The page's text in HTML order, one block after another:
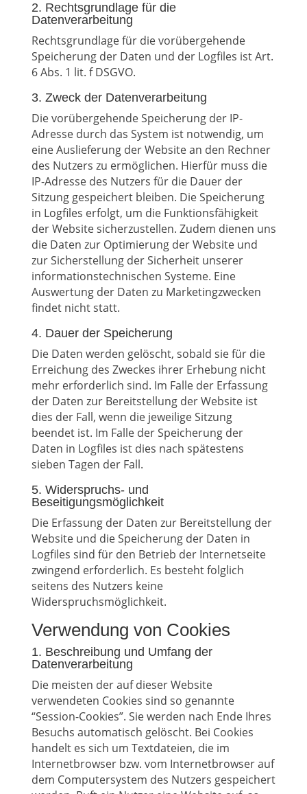
2. Rechtsgrundlage für die
Datenverarbeitung
Rechtsgrundlage für die vorübergehende
Speicherung der Daten und der Logfiles ist Art.
6 Abs. 1 lit. f DSGVO.
3. Zweck der Datenverarbeitung
Die vorübergehende Speicherung der IP-
Adresse durch das System ist notwendig, um
eine Auslieferung der Website an den Rechner
des Nutzers zu ermöglichen. Hierfür muss die
IP-Adresse des Nutzers für die Dauer der
Sitzung gespeichert bleiben. Die Speicherung
in Logfiles erfolgt, um die Funktionsfähigkeit
der Website sicherzustellen. Zudem dienen uns
die Daten zur Optimierung der Website und
zur Sicherstellung der Sicherheit unserer
informationstechnischen Systeme. Eine
Auswertung der Daten zu Marketingzwecken
findet nicht statt.
4. Dauer der Speicherung
Die Daten werden gelöscht, sobald sie für die
Erreichung des Zweckes ihrer Erhebung nicht
mehr erforderlich sind. Im Falle der Erfassung
der Daten zur Bereitstellung der Website ist
dies der Fall, wenn die jeweilige Sitzung
beendet ist. Im Falle der Speicherung der
Daten in Logfiles ist dies nach spätestens
sieben Tagen der Fall.
5. Widerspruchs- und
Beseitigungsmöglichkeit
Die Erfassung der Daten zur Bereitstellung der
Website und die Speicherung der Daten in
Logfiles sind für den Betrieb der Internetseite
zwingend erforderlich. Es besteht folglich
seitens des Nutzers keine
Widerspruchsmöglichkeit.
Verwendung von Cookies
1. Beschreibung und Umfang der
Datenverarbeitung
Die meisten der auf dieser Website
verwendeten Cookies sind so genannte
“Session-Cookies”. Sie werden nach Ende Ihres
Besuchs automatisch gelöscht. Bei Cookies
handelt es sich um Textdateien, die im
Internetbrowser bzw. vom Internetbrowser auf
dem Computersystem des Nutzers gespeichert